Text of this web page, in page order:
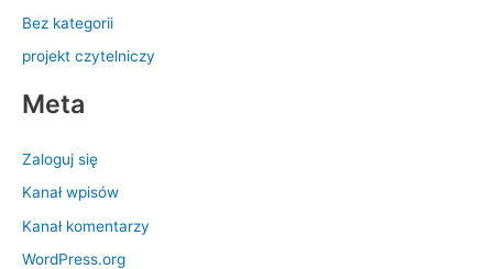
Bez kategorii
projekt czytelniczy
Meta
Zaloguj się
Kanał wpisów
Kanał komentarzy
WordPress.org